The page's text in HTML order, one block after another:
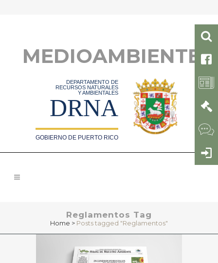
MEDIOAMBIENTE
DEPARTAMENTO DE
RECURSOS NATURALES
Y AMBIENTALES
DRNA
GOBIERNO DE PUERTO RICO
Reglamentos Tag
Home > Posts tagged "Reglamentos"